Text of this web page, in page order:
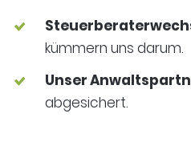
kümmern uns darum.
Unser
abgesichert.